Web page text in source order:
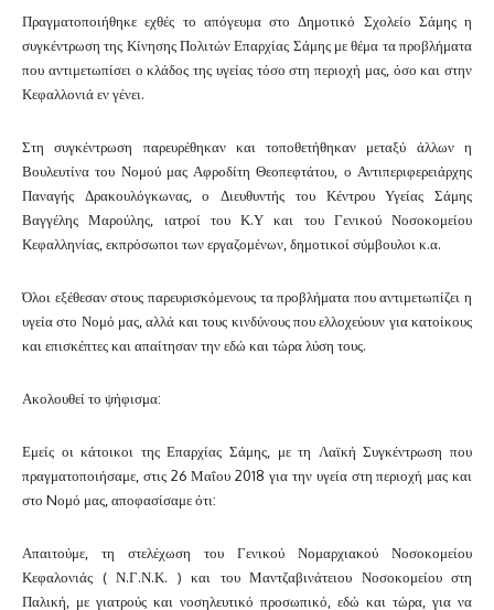
Πραγματοποιήθηκε εχθές το απόγευμα στο Δημοτικό Σχολείο Σάμης η
συγκέντρωση της Κίνησης Πολιτών Επαρχίας Σάμης με θέμα τα προβλήματα
που αντιμετωπίσει ο κλάδος της υγείας τόσο στη περιοχή μας, όσο και στην
Κεφαλλονιά εν γένει.
Στη συγκέντρωση παρευρέθηκαν και τοποθετήθηκαν μεταξύ άλλων η
Βουλευτίνα του Νομού μας Αφροδίτη Θεοπεφτάτου, ο Αντιπεριφερειάρχης
Παναγής Δρακουλόγκωνας, ο Διευθυντής του Κέντρου Υγείας Σάμης
Βαγγέλης Μαρούλης, ιατροί του Κ.Υ και του Γενικού Νοσοκομείου
Κεφαλληνίας, εκπρόσωποι των εργαζομένων, δημοτικοί σύμβουλοι κ.α.
Όλοι εξέθεσαν στους παρευρισκόμενους τα προβλήματα που αντιμετωπίζει η
υγεία στο Νομό μας, αλλά και τους κινδύνους που ελλοχεύουν για κατοίκους
και επισκέπτες και απαίτησαν την εδώ και τώρα λύση τους.
Ακολουθεί το ψήφισμα:
Εμείς οι κάτοικοι της Επαρχίας Σάμης, με τη Λαϊκή Συγκέντρωση που
πραγματοποιήσαμε, στις 26 Μαΐου 2018 για την υγεία στη περιοχή μας και
στο Nομό μας, αποφασίσαμε ότι:
Απαιτούμε, τη στελέχωση του Γενικού Νομαρχιακού Νοσοκομείου
Κεφαλονιάς ( Ν.Γ.Ν.Κ. ) και του Μαντζαβινάτειου Νοσοκομείου στη
Παλική, με γιατρούς και νοσηλευτικό προσωπικό, εδώ και τώρα, για να